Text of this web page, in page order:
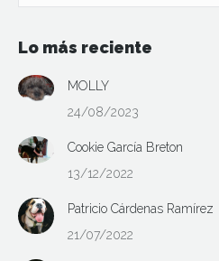
Lo más reciente
MOLLY
24/08/2023
Cookie García Breton
13/12/2022
Patricio Cárdenas Ramírez
21/07/2022